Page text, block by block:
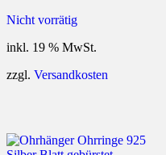
Nicht vorrätig
inkl. 19 % MwSt.
zzgl. Versandkosten